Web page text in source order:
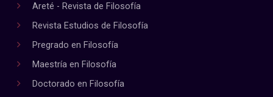
Areté - Revista de Filosofía
Revista Estudios de Filosofía
Pregrado en Filosofía
Maestría en Filosofía
Doctorado en Filosofía